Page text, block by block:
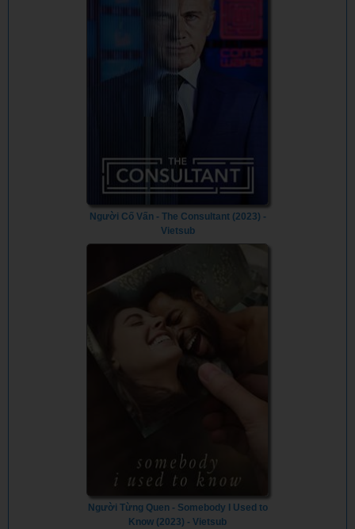
Người Cố Vấn - The Consultant (2023) -
Vietsub
Người Từng Quen - Somebody I Used to
Know (2023) - Vietsub